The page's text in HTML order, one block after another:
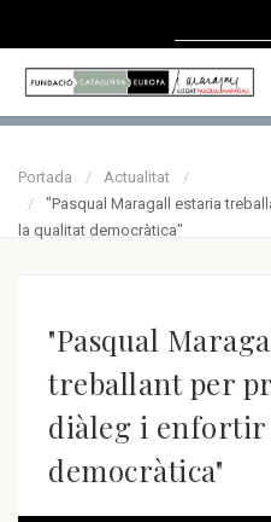
Portada
Actualitat
"Pasqual Maragall estaria
la qualitat democràtica"
"Pasqual
treballant per
diàleg i enfortir
democràtica"